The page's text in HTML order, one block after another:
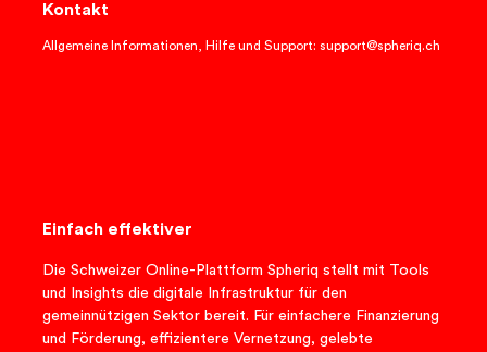
Kontakt
Allgemeine Informationen, Hilfe und Support: support@spheriq.ch
Einfach effektiver
Die Schweizer Online-Plattform Spheriq stellt mit Tools
und Insights die digitale Infrastruktur für den
gemeinnützigen Sektor bereit. Für einfachere Finanzierung
und Förderung, effizientere Vernetzung, gelebte